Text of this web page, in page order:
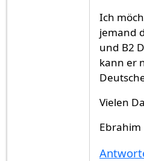
Ich
jemand
und B2
kann er
Vielen
Ebrahim